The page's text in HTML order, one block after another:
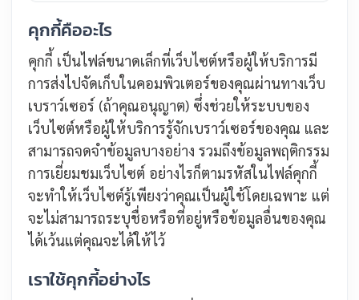
คุกกี้คืออะไร
คุกกี้ เป็นไฟล์ขนาดเล็กที่เว็บไซต์หรือผู้ให้บริการมี
การส่งไปจัดเก็บในคอมพิวเตอร์ของคุณผ่านทางเว็บ
เบราว์เซอร์ (ถ้าคุณอนุญาต) ซึ่งช่วยให้ระบบของ
เว็บไซต์หรือผู้ให้บริการรู้จักเบราว์เซอร์ของคุณ และ
สามารถจดจำข้อมูลบางอย่าง รวมถึงข้อมูลพฤติกรรม
การเยี่ยมชมเว็บไซต์ อย่างไรก็ตามรหัสในไฟล์คุกกี้
จะทำให้เว็บไซต์รู้เพียงว่าคุณเป็นผู้ใช้โดยเฉพาะ แต่
จะไม่สามารถระบุชื่อหรือที่อยู่หรือข้อมูลอื่นของคุณ
ได้เว้นแต่คุณจะได้ให้ไว้
เราใช้คุกกี้อย่างไร